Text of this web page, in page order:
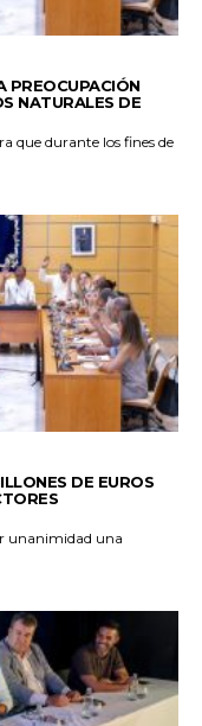
PREOCUPACIÓN
NATURALES DE
que durante los fines de
DE EUROS
unanimidad una